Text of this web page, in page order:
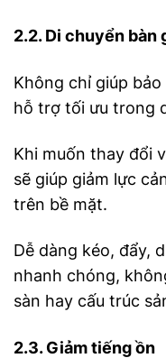
2.2. Di chuyển bàn
Không chỉ giúp
hỗ trợ tối ưu trong
Khi muốn thay đổi
sẽ giúp giảm lực
trên bề mặt.
Dễ dàng kéo, đẩy,
nhanh chóng,
sàn hay cấu trúc
2.3. Giảm tiếng ồn